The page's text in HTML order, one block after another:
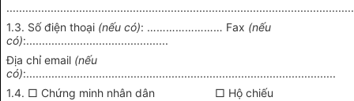
1.3. Số điện thoại (nếu có): …………………… Fax (nếu
có):.............................................
Địa chỉ email (nếu
có):..................................................................................................
1.4. □ Chứng minh nhân dân □ Hộ chiếu